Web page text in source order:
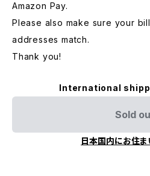
Amazon Pay.
Please also make sure your
addresses match.
Thank you!
International
Sold
日本国内にお住